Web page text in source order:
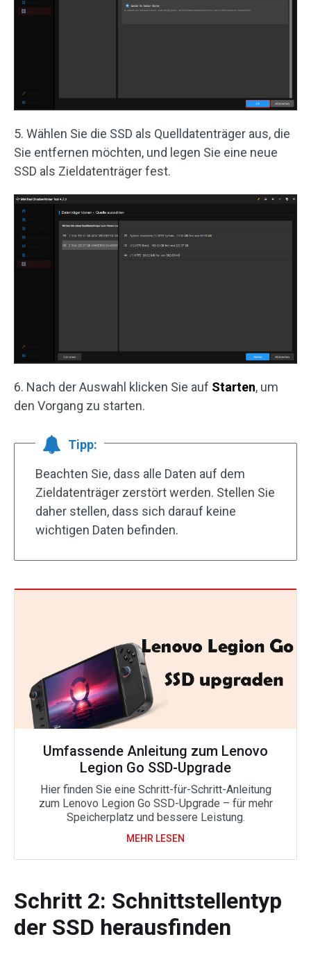
5. Wählen Sie die SSD als Quelldatenträger aus, die
Sie entfernen möchten, und legen Sie eine neue
SSD als Zieldatenträger fest.
6. Nach der Auswahl klicken Sie auf Starten, um
den Vorgang zu starten.
Tipp:
Beachten Sie, dass alle Daten auf dem
Zieldatenträger zerstört werden. Stellen Sie
daher stellen, dass sich darauf keine
wichtigen Daten befinden.
Umfassende Anleitung zum Lenovo
Legion Go SSD-Upgrade
Hier finden Sie eine Schritt-für-Schritt-Anleitung
zum Lenovo Legion Go SSD-Upgrade – für mehr
Speicherplatz und bessere Leistung.
MEHR LESEN
Schritt 2: Schnittstellentyp
der SSD herausfinden